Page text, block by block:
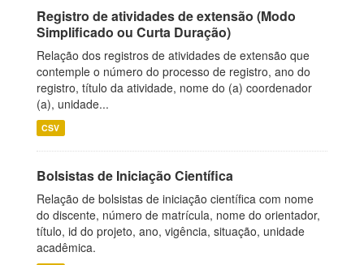
Registro de atividades de extensão (Modo
Simplificado ou Curta Duração)
Relação dos registros de atividades de extensão que
contemple o número do processo de registro, ano do
registro, título da atividade, nome do (a) coordenador
(a), unidade...
CSV
Bolsistas de Iniciação Científica
Relação de bolsistas de iniciação científica com nome
do discente, número de matrícula, nome do orientador,
título, id do projeto, ano, vigência, situação, unidade
acadêmica.